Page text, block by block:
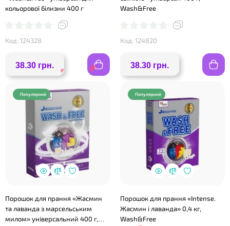
кольорової білизни 400 г
Код: 124328
38.30 грн.
Wash&Free
Код: 124820
38.30 грн.
Популярний
Порошок для прання «Жасмин
та лаванда з марсельським
милом» універсальний 400 г,
Популярний
Порошок для прання «Intense.
Жасмин і лаванда» 0,4 кг,
Wash&Free
❤